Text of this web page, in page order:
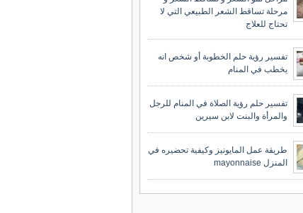
مرحلة تساقط الشعر الطبيعي التي لا
تحتاج للعلاج
تفسير رؤية حلم الخطوبة أو شخص انه
يخطب في المنام
تفسير حلم رؤية الصلاة في المنام للرجل
والمرأة والبنت لابن سيرين
طريقة عمل المايونيز وكيفية تحضيره في
المنزل mayonnaise